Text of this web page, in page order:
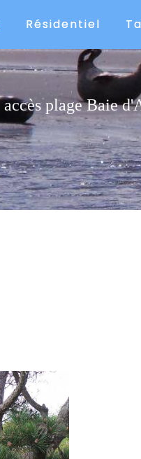
Résidentiel
accès plage Baie